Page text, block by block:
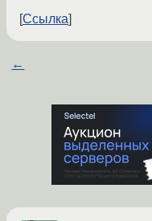
Ссылка
←